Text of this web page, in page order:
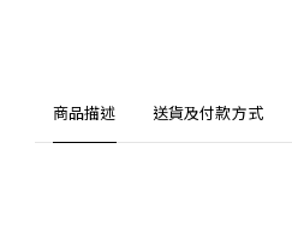
商品描述 送貨及付款方式